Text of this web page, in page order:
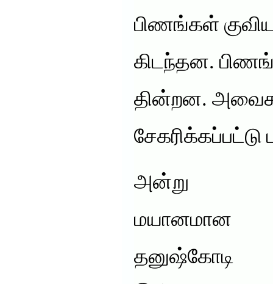
பிணங்கள்
கிடந்தன.
தின்றன.
அன்று
மயானமான
தனுஷ்கோடி